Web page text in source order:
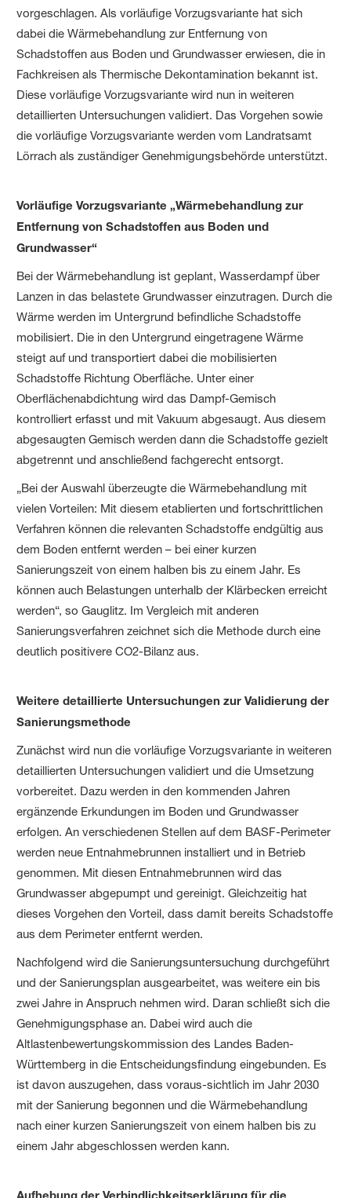
vorgeschlagen. Als vorläufige Vorzugsvariante hat sich
dabei die Wärmebehandlung zur Entfernung von
Schadstoffen aus Boden und Grundwasser erwiesen, die in
Fachkreisen als Thermische Dekontamination bekannt ist.
Diese vorläufige Vorzugsvariante wird nun in weiteren
detaillierten Untersuchungen validiert. Das Vorgehen sowie
die vorläufige Vorzugsvariante werden vom Landratsamt
Lörrach als zuständiger Genehmigungsbehörde unterstützt.
Vorläufige Vorzugsvariante „Wärmebehandlung zur
Entfernung von Schadstoffen aus Boden und
Grundwasser“
Bei der Wärmebehandlung ist geplant, Wasserdampf über
Lanzen in das belastete Grundwasser einzutragen. Durch die
Wärme werden im Untergrund befindliche Schadstoffe
mobilisiert. Die in den Untergrund eingetragene Wärme
steigt auf und transportiert dabei die mobilisierten
Schadstoffe Richtung Oberfläche. Unter einer
Oberflächenabdichtung wird das Dampf-Gemisch
kontrolliert erfasst und mit Vakuum abgesaugt. Aus diesem
abgesaugten Gemisch werden dann die Schadstoffe gezielt
abgetrennt und anschließend fachgerecht entsorgt.
„Bei der Auswahl überzeugte die Wärmebehandlung mit
vielen Vorteilen: Mit diesem etablierten und fortschrittlichen
Verfahren können die relevanten Schadstoffe endgültig aus
dem Boden entfernt werden – bei einer kurzen
Sanierungszeit von einem halben bis zu einem Jahr. Es
können auch Belastungen unterhalb der Klärbecken erreicht
werden“, so Gauglitz. Im Vergleich mit anderen
Sanierungsverfahren zeichnet sich die Methode durch eine
deutlich positivere CO2-Bilanz aus.
Weitere detaillierte Untersuchungen zur Validierung der
Sanierungsmethode
Zunächst wird nun die vorläufige Vorzugsvariante in weiteren
detaillierten Untersuchungen validiert und die Umsetzung
vorbereitet. Dazu werden in den kommenden Jahren
ergänzende Erkundungen im Boden und Grundwasser
erfolgen. An verschiedenen Stellen auf dem BASF-Perimeter
werden neue Entnahmebrunnen installiert und in Betrieb
genommen. Mit diesen Entnahmebrunnen wird das
Grundwasser abgepumpt und gereinigt. Gleichzeitig hat
dieses Vorgehen den Vorteil, dass damit bereits Schadstoffe
aus dem Perimeter entfernt werden.
Nachfolgend wird die Sanierungsuntersuchung durchgeführt
und der Sanierungsplan ausgearbeitet, was weitere ein bis
zwei Jahre in Anspruch nehmen wird. Daran schließt sich die
Genehmigungsphase an. Dabei wird auch die
Altlastenbewertungskommission des Landes Baden-
Württemberg in die Entscheidungsfindung eingebunden. Es
ist davon auszugehen, dass voraus-sichtlich im Jahr 2030
mit der Sanierung begonnen und die Wärmebehandlung
nach einer kurzen Sanierungszeit von einem halben bis zu
einem Jahr abgeschlossen werden kann.
Aufhebung der Verbindlichkeitserklärung für die